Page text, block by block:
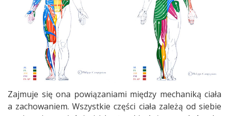
Zajmuje się ona powiązaniami między mechaniką ciała
a zachowaniem. Wszystkie części ciała zależą od siebie